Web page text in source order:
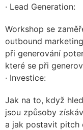
· Lead Generation:
Workshop se
outbound
při generování
které se při
· Investice:
Jak na to, když
jsou způsoby
a jak postavit pitch